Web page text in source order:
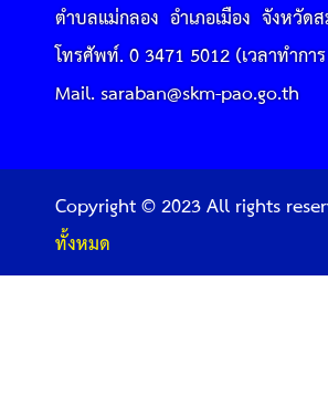
ตำบลแม่กลอง อำเภอเมือง จังหวัด
โทรศัพท์. 0 3471 5012 (เวลาทำกา
Mail. saraban@skm-pao.go.th
Copyright © 2023 All rights
ทั้งหมด